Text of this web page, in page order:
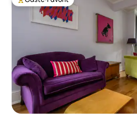
Beliebter Gäste-Favorit.